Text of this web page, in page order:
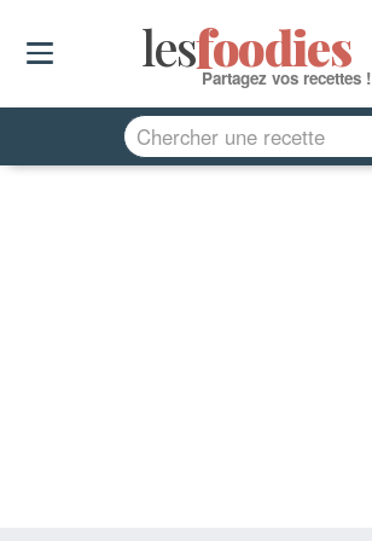
lesfoodies
Partagez vos recettes !